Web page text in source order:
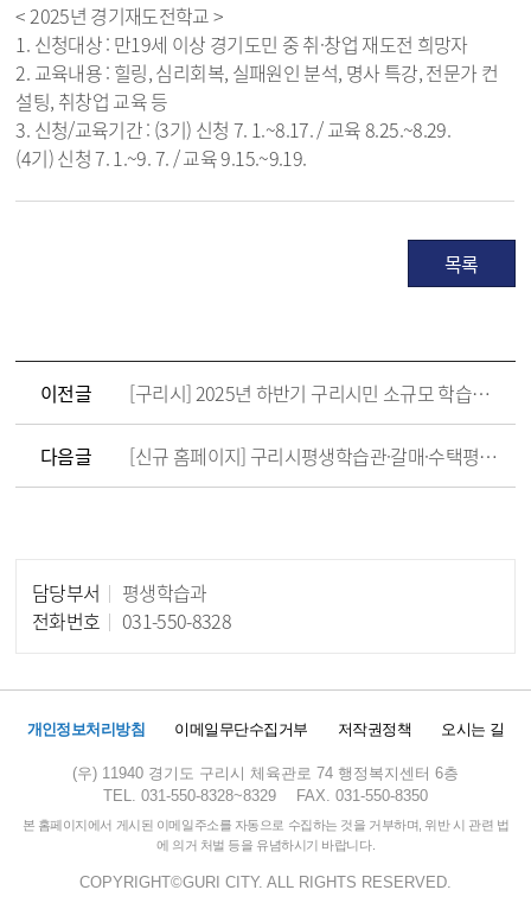
< 2025년 경기재도전학교 >
1. 신청대상 : 만19세 이상 경기도민 중 취·창업 재도전 희망자
2. 교육내용 : 힐링, 심리회복, 실패원인 분석, 명사 특강, 전문가 컨
설팅, 취창업 교육 등
3. 신청/교육기간 : (3기) 신청 7. 1.~8.17. / 교육 8.25.~8.29.
(4기) 신청 7. 1.~9. 7. / 교육 9.15.~9.19.
목록
이전글 [구리시] 2025년 하반기 구리시민 소규모 학습모임 지원사업
다음글 [신규 홈페이지] 구리시평생학습관·갈매·수택평생학습센터 홈페이지 변경 안내
담당부서
평생학습과
전화번호
031-550-8328
개인정보처리방침 이메일무단수집거부 저작권정책 오시는 길
(우) 11940 경기도 구리시 체육관로 74 행정복지센터 6층
TEL. 031-550-8328~8329
FAX. 031-550-8350
본 홈페이지에서 게시된 이메일주소를 자동으로 수집하는 것을 거부하며, 위반 시 관련 법
에 의거 처벌 등을 유념하시기 바랍니다.
COPYRIGHT©GURI CITY. ALL RIGHTS RESERVED.